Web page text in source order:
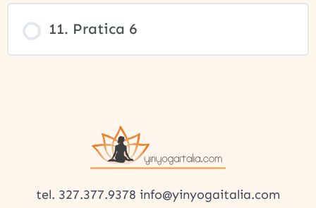
11. Pratica 6
tel. 327.377.9378 info@yinyogaitalia.com